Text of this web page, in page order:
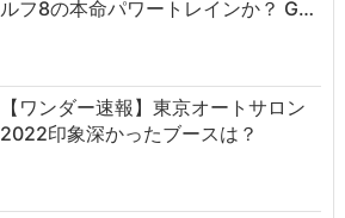
ルフ8の本命パワートレインか？ G…
【ワンダー速報】東京オートサロン
2022印象深かったブースは？